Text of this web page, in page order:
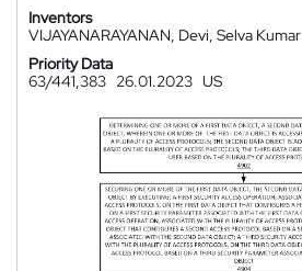
Inventors
VIJAYANARAYANAN, Devi, Selva Kumar
Priority Data
63/441,383 26.01.2023 US